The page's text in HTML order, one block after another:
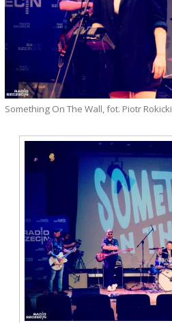
Something On The Wall, fot. Piotr Rokicki